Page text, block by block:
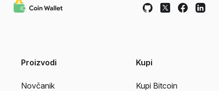
Proizvodi
Novčanik
Kupi
Kupi Bitcoin